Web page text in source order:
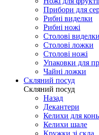
Прибори для
Рибні виделки
Рибні ножі
Столові виделки
Столові ложки
Столові ножі
Упаковки для
Чайні ложки
Скляний посуд
Скляний посуд
Назад
Декантери
Келихи для
Келихи шале
Кружки зі скла